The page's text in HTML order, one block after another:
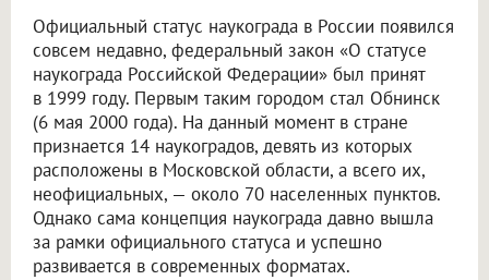
Официальный статус наукограда в России появился
совсем недавно, федеральный закон «О статусе
наукограда Российской Федерации» был принят
в 1999 году. Первым таким городом стал Обнинск
(6 мая 2000 года). На данный момент в стране
признается 14 наукоградов, девять из которых
расположены в Московской области, а всего их,
неофициальных, — около 70 населенных пунктов.
Однако сама концепция наукограда давно вышла
за рамки официального статуса и успешно
развивается в современных форматах.